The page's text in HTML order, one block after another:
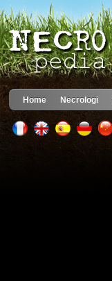
Home Necrologi